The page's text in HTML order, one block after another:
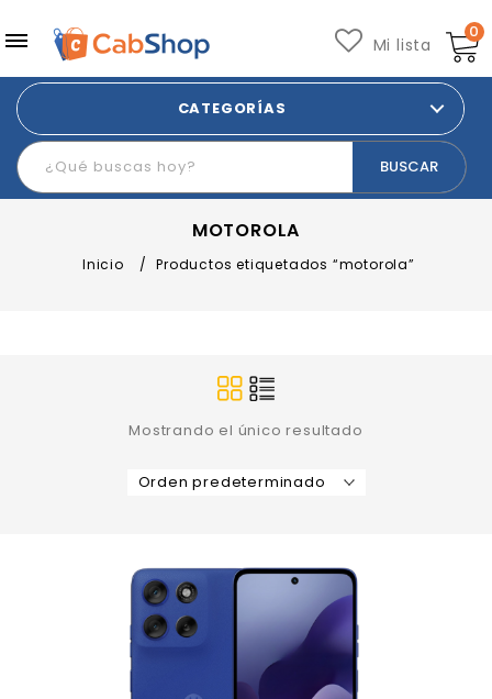
0
Mi lista
CATEGORÍAS
MOTOROLA
Inicio / Productos etiquetados “motorola”
Mostrando el único resultado
Orden predeterminado